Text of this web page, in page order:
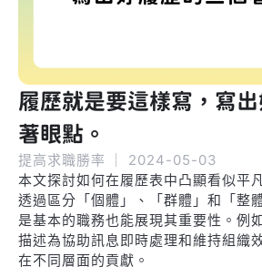
履歷就是要這樣寫，寫
著眼點。
提高求職勝率
2024-05-03
本文探討如何在履歷表中凸顯看似平
透過區分「個體」、「群體」和「整
是基本的職務也能展現其重要性。例
描述為協助訊息即時處理和維持組織
在不同層面的貢獻。